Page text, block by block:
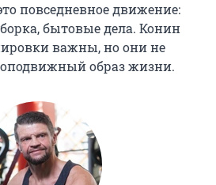
повседневное движение:
бытовые дела. Конин
важны, но они не
образ жизни.